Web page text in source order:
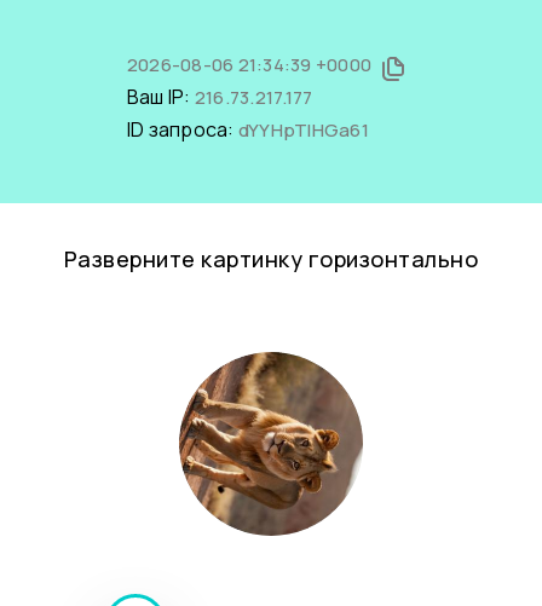
2026-08-06 21:34:39 +0000
Ваш IP: 216.73.217.177
ID запроса: dYYHpTlHGa61
Разверните картинку горизонтально